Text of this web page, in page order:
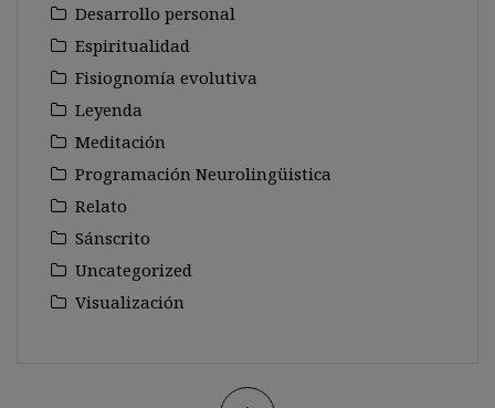
Desarrollo personal
Espiritualidad
Fisiognomía evolutiva
Leyenda
Meditación
Programación Neurolingüistica
Relato
Sánscrito
Uncategorized
Visualización